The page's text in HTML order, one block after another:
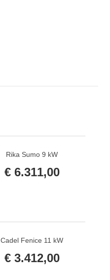
Rika Sumo 9 kW
€6.311,00
Cadel Fenice 11 kW
€3.412,00